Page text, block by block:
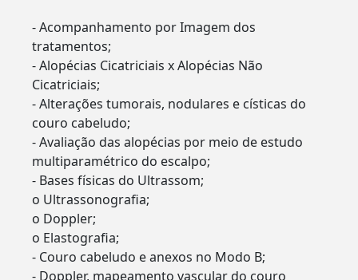
- Acompanhamento por Imagem dos
tratamentos;
- Alopécias Cicatriciais x Alopécias Não
Cicatriciais;
- Alterações tumorais, nodulares e císticas do
couro cabeludo;
- Avaliação das alopécias por meio de estudo
multiparamétrico do escalpo;
- Bases físicas do Ultrassom;
o Ultrassonografia;
o Doppler;
o Elastografia;
- Couro cabeludo e anexos no Modo B;
- Doppler, mapeamento vascular do couro